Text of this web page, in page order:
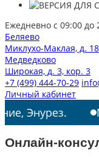
Ежедневно с 09:00 до
Беляево
Миклухо-Маклая, д.
Медведково
Широкая, д. 3, кор. 3
+7 (499) 444-70-29
Личный кабинет
Мы
Онлайн-